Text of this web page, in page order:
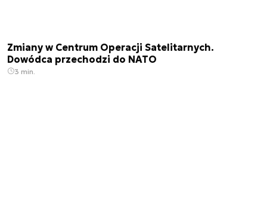
Zmiany w Centrum Operacji Satelitarnych.
Dowódca przechodzi do NATO
3 min.